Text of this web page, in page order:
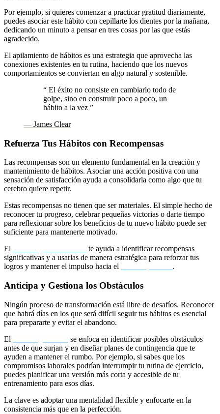
Por ejemplo, si quieres comenzar a practicar gratitud diariamente,
puedes asociar este hábito con cepillarte los dientes por la mañana,
dedicando un minuto a pensar en tres cosas por las que estás
agradecido.
El apilamiento de hábitos es una estrategia que aprovecha las
conexiones existentes en tu rutina, haciendo que los nuevos
comportamientos se conviertan en algo natural y sostenible.
“ El éxito no consiste en cambiarlo todo de
golpe, sino en construir poco a poco, un
hábito a la vez ”
— James Clear
Refuerza Tus Hábitos con Recompensas
Las recompensas son un elemento fundamental en la creación y
mantenimiento de hábitos. Asociar una acción positiva con una
sensación de satisfacción ayuda a consolidarla como algo que tu
cerebro quiere repetir.
Estas recompensas no tienen que ser materiales. El simple hecho de
reconocer tu progreso, celebrar pequeñas victorias o darte tiempo
para reflexionar sobre los beneficios de tu nuevo hábito puede ser
suficiente para mantenerte motivado.
El
te ayuda a identificar recompensas
significativas y a usarlas de manera estratégica para reforzar tus
logros y mantener el impulso hacia el
.
Anticipa y Gestiona los Obstáculos
Ningún proceso de transformación está libre de desafíos. Reconocer
que habrá días en los que será difícil seguir tus hábitos es esencial
para prepararte y evitar el abandono.
El
se enfoca en identificar posibles obstáculos
antes de que surjan y en diseñar planes de contingencia que te
ayuden a mantener el rumbo. Por ejemplo, si sabes que los
compromisos laborales podrían interrumpir tu rutina de ejercicio,
puedes planificar una versión más corta y accesible de tu
entrenamiento para esos días.
La clave es adoptar una mentalidad flexible y enfocarte en la
consistencia más que en la perfección.